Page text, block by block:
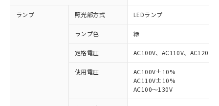
ランプ 照光部方式 LEDランプ
ランプ色 緑
定格電圧 AC100V、AC110V、AC120V
使用電圧
AC100V±10%
AC110V±10%
AC100～130V
※1 対応状況
対応済み：EU RoHS指令（10物質）の
非含有に対応した製品が提供可能な商品で